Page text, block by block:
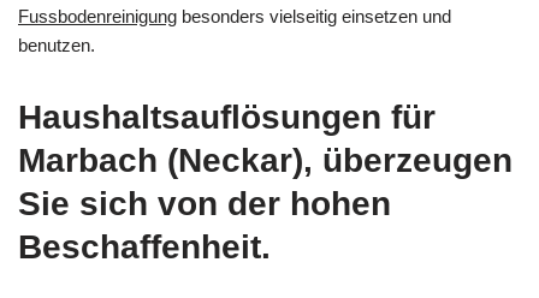
Fussbodenreinigung besonders vielseitig einsetzen und
benutzen.
Haushaltsauflösungen für
Marbach (Neckar), überzeugen
Sie sich von der hohen
Beschaffenheit.